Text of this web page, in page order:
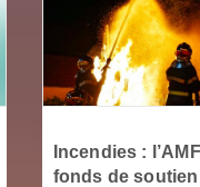
Incendies :
fonds de